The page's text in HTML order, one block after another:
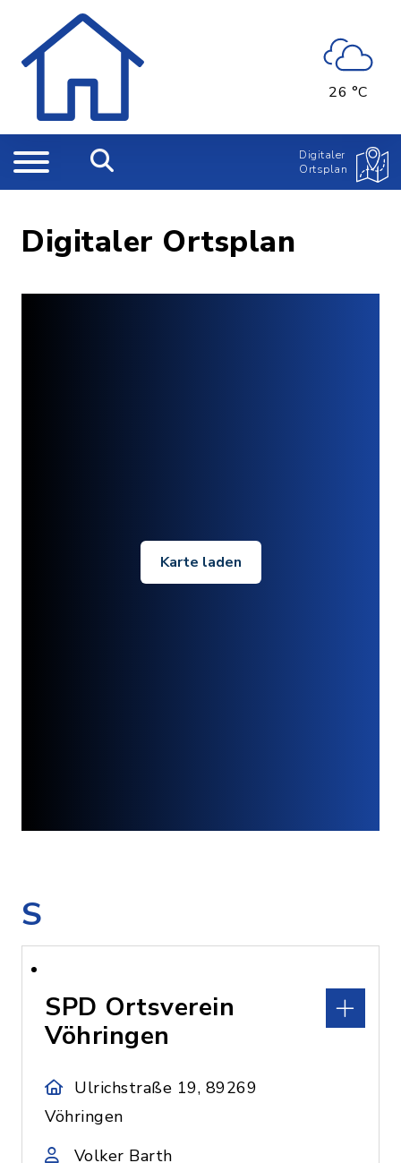
26 °C
Digitaler
Ortsplan
Digitaler Ortsplan
Karte laden
S
SPD Ortsverein
Vöhringen
Ulrichstraße 19, 89269
Vöhringen
Volker Barth